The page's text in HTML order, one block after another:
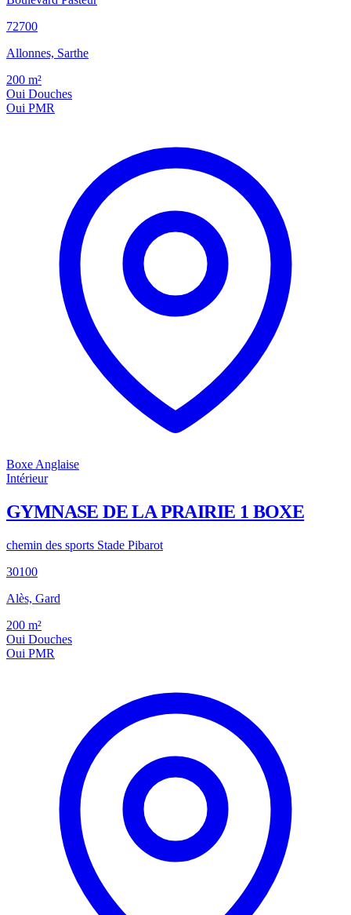
72700
Allonnes, Sarthe
200 m²
Oui Douches
Oui PMR
Boxe Anglaise
Intérieur
GYMNASE DE LA PRAIRIE 1 BOXE
chemin des sports Stade Pibarot
30100
Alès, Gard
200 m²
Oui Douches
Oui PMR